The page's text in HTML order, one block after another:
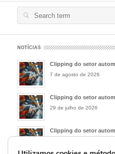
Search
NOTÍCIAS
Clipping do setor
7 de agosto de 2026
Clipping do setor
29 de julho de 2026
Clipping do setor